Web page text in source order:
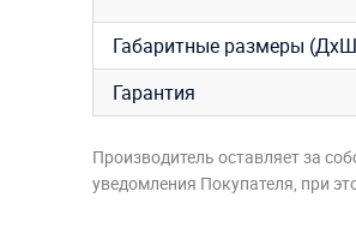
Габаритные размеры
Гарантия
Производитель оставляет за
уведомления Покупателя, при